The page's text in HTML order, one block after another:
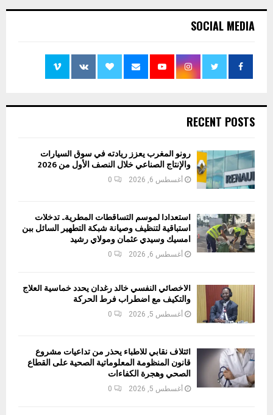
SOCIAL MEDIA
RECENT POSTS
رونو المغرب يعزز ريادته في سوق السيارات
والإنتاج الصناعي خلال النصف الأول من 2026
أغسطس 6, 2026 0
استعدادا لموسم التساقطات المطرية.. تدخلات
استباقية لتنظيف وصيانة شبكة التطهير السائل ببن
امسيك وسيدي عثمان ومولاي رشيد
أغسطس 6, 2026 0
الأخصائي النفسي خالد رغدان يحدد خماسية العلاج
والتكيف مع اضطراب فرط الحركة
أغسطس 5, 2026 0
ائتلاف نقابي للأطباء يحذر من تداعيات مشروع
قانون المنظومة المعلوماتية الصحية على القطاع
الصحي وهجرة الكفاءات
أغسطس 5, 2026 0